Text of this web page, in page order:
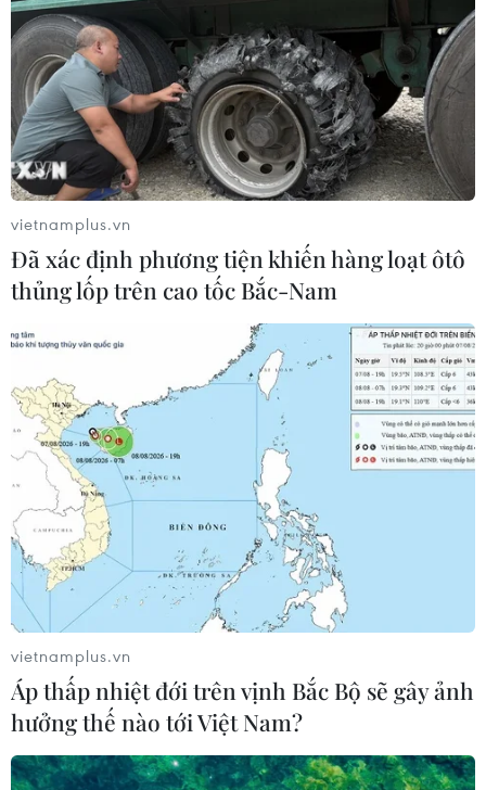
vietnamplus.vn
Đã xác định phương tiện khiến hàng loạt ôtô
thủng lốp trên cao tốc Bắc-Nam
vietnamplus.vn
Áp thấp nhiệt đới trên vịnh Bắc Bộ sẽ gây ảnh
hưởng thế nào tới Việt Nam?